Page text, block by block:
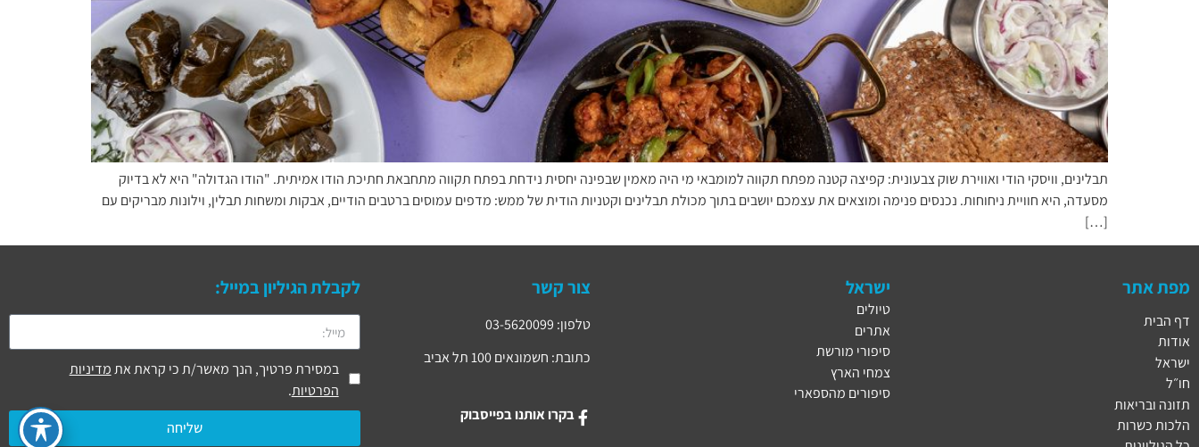
תבלינים, וויסקי הודי ואווירת שוק צבעונית: קפיצה קטנה מפתח תקווה למומבאי מי היה מאמין שבפינה יחסית נידחת בפתח תקווה מתחבאת חתיכת הודו אמיתית. "הודו הגדולה" היא לא בדיוק
מסעדה, היא חוויית ניחוחות. נכנסים פנימה ומוצאים את עצמכם יושבים בתוך מכולת תבלינים וקטניות הודית של ממש: מדפים עמוסים ברטבים הודיים, אבקות ומשחות תבלין, וילונות מבריקים עם
[…]
מפת אתר
דף הבית
אודות
ישראל
חו״ל
תזונה ובריאות
הלכות כשרות
ישראל
טיולים
אתרים
סיפורי מורשת
צמחי הארץ
סיפורים מהספארי
צור קשר
טלפון: 03-5620099
כתובת: חשמונאים 100 תל אביב
בקרו אותנו בפייסבוק
לקבלת הגיליון במייל:
במסירת פרטיך, הנך מאשר/ת כי קראת אתמדיניות
הפרטיות.
שליחה